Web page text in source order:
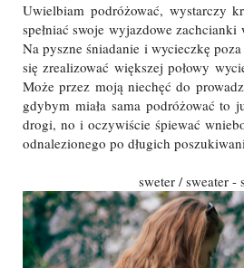
Uwielbiam podróżować, wystarczy
spełniać swoje wyjazdowe
Na pyszne śniadanie i wycieczkę
się zrealizować większej połowy
Może przez moją niechęć do
gdybym miała sama podróżować to
drogi, no i oczywiście śpiewać
odnalezionego po długich
sweter / sweater